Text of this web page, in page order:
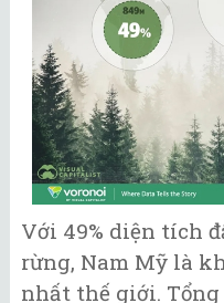
Với 49% diện tích
rừng, Nam Mỹ là
nhất thế giới.